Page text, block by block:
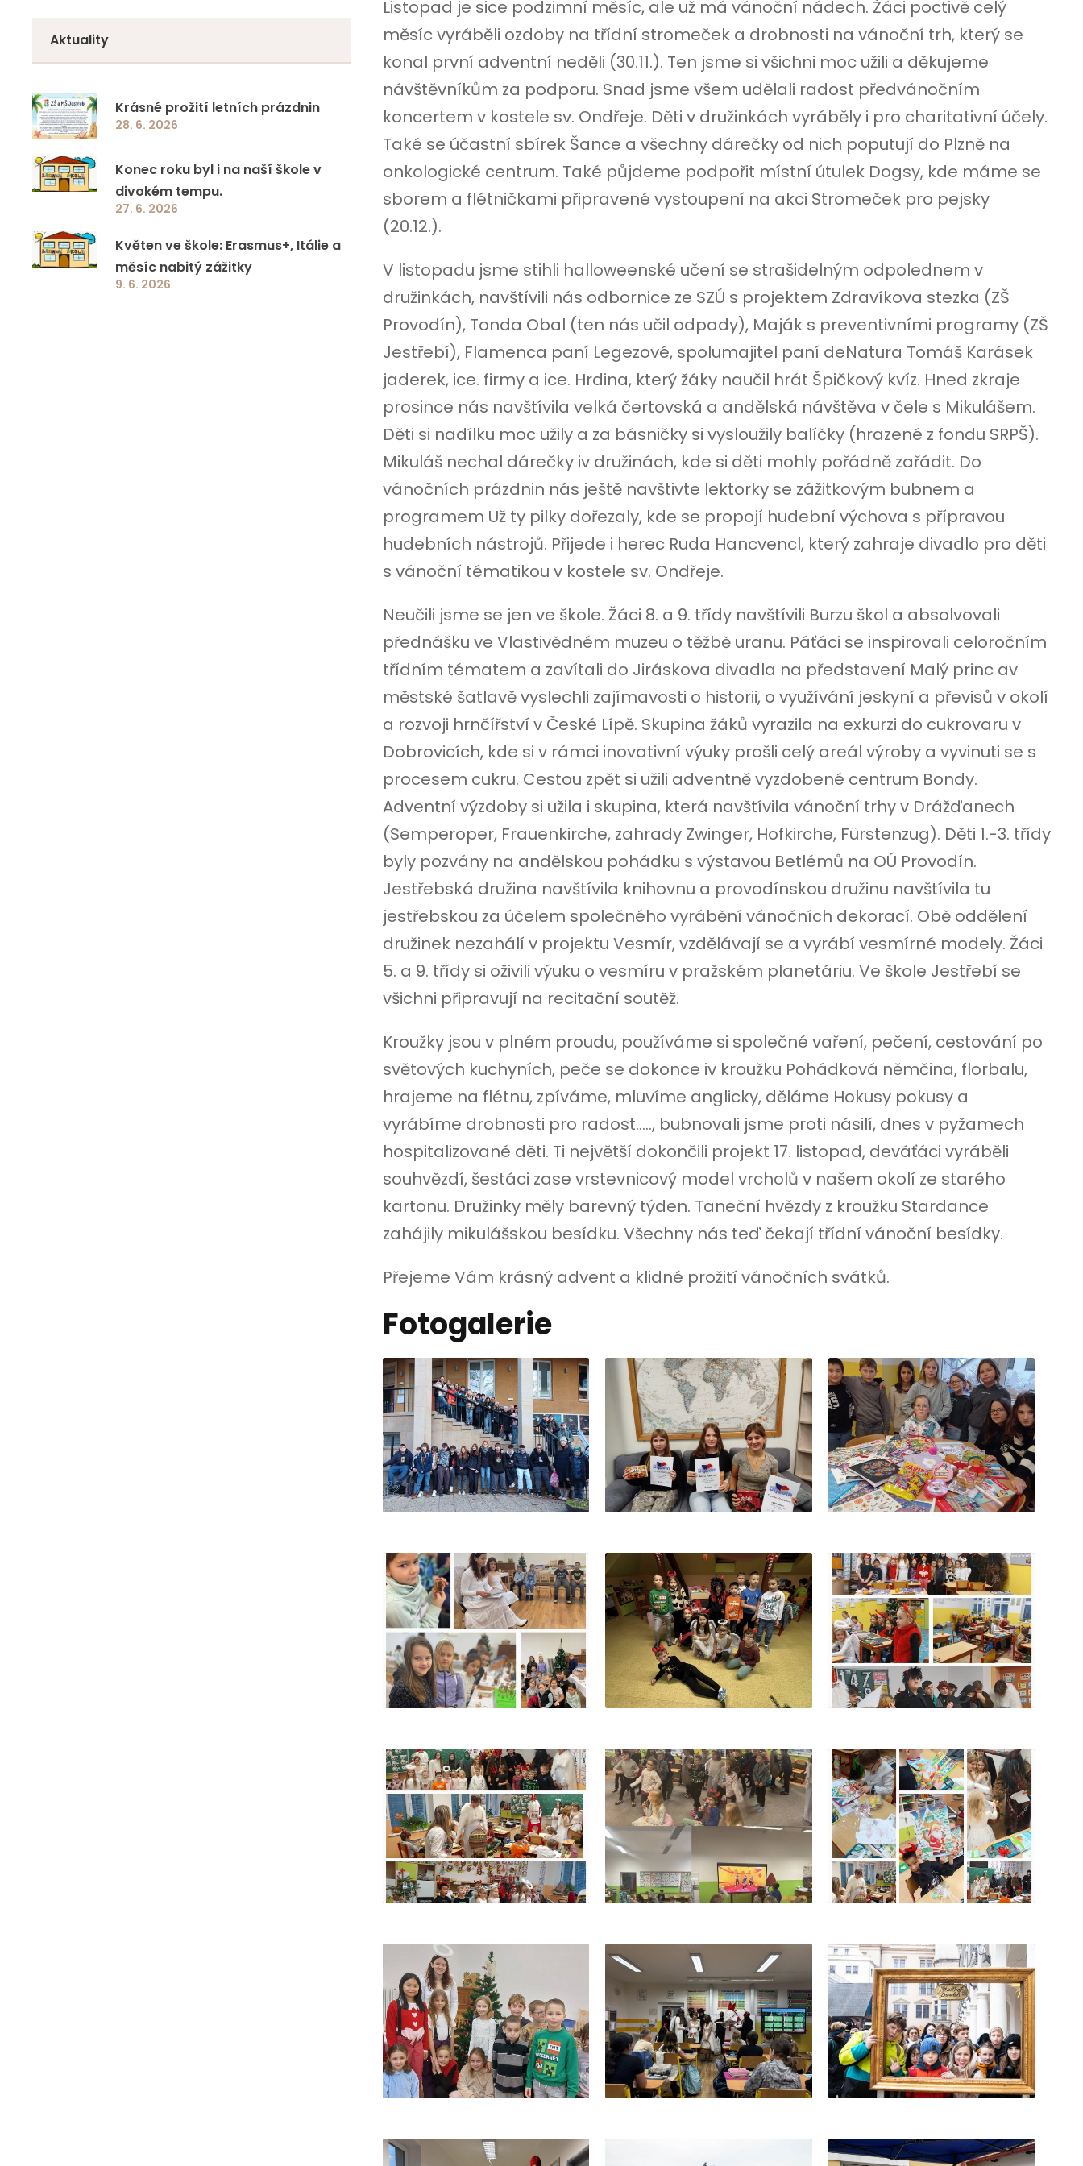
Listopad je sice podzimní měsíc, ale už má vánoční nádech. Žáci poctivě celý
měsíc vyráběli ozdoby na třídní stromeček a drobnosti na vánoční trh, který se
konal první adventní neděli (30.11.). Ten jsme si všichni moc užili a děkujeme
návštěvníkům za podporu. Snad jsme všem udělali radost předvánočním
koncertem v kostele sv. Ondřeje. Děti v družinkách vyráběly i pro charitativní účely.
Také se účastní sbírek Šance a všechny dárečky od nich poputují do Plzně na
onkologické centrum. Také půjdeme podpořit místní útulek Dogsy, kde máme se
sborem a flétničkami připravené vystoupení na akci Stromeček pro pejsky
(20.12.).
V listopadu jsme stihli halloweenské učení se strašidelným odpolednem v
družinkách, navštívili nás odbornice ze SZÚ s projektem Zdravíkova stezka (ZŠ
Provodín), Tonda Obal (ten nás učil odpady), Maják s preventivními programy (ZŠ
Jestřebí), Flamenca paní Legezové, spolumajitel paní deNatura Tomáš Karásek
jaderek, ice. firmy a ice. Hrdina, který žáky naučil hrát Špičkový kvíz. Hned zkraje
prosince nás navštívila velká čertovská a andělská návštěva v čele s Mikulášem.
Děti si nadílku moc užily a za básničky si vysloužily balíčky (hrazené z fondu SRPŠ).
Mikuláš nechal dárečky iv družinách, kde si děti mohly pořádně zařádit. Do
vánočních prázdnin nás ještě navštivte lektorky se zážitkovým bubnem a
programem Už ty pilky dořezaly, kde se propojí hudební výchova s ​​přípravou
hudebních nástrojů. Přijede i herec Ruda Hancvencl, který zahraje divadlo pro děti
s vánoční tématikou v kostele sv. Ondřeje.
Neučili jsme se jen ve škole. Žáci 8. a 9. třídy navštívili Burzu škol a absolvovali
přednášku ve Vlastivědném muzeu o těžbě uranu. Páťáci se inspirovali celoročním
třídním tématem a zavítali do Jiráskova divadla na představení Malý princ av
městské šatlavě vyslechli zajímavosti o historii, o využívání jeskyní a převisů v okolí
a rozvoji hrnčířství v České Lípě. Skupina žáků vyrazila na exkurzi do cukrovaru v
Dobrovicích, kde si v rámci inovativní výuky prošli celý areál výroby a vyvinuti se s
procesem cukru. Cestou zpět si užili adventně vyzdobené centrum Bondy.
Adventní výzdoby si užila i skupina, která navštívila vánoční trhy v Drážďanech
(Semperoper, Frauenkirche, zahrady Zwinger, Hofkirche, Fürstenzug). Děti 1.-3. třídy
byly pozvány na andělskou pohádku s výstavou Betlémů na OÚ Provodín.
Jestřebská družina navštívila knihovnu a provodínskou družinu navštívila tu
jestřebskou za účelem společného vyrábění vánočních dekorací. Obě oddělení
družinek nezahálí v projektu Vesmír, vzdělávají se a vyrábí vesmírné modely. Žáci
5. a 9. třídy si oživili výuku o vesmíru v pražském planetáriu. Ve škole Jestřebí se
všichni připravují na recitační soutěž.
Kroužky jsou v plném proudu, používáme si společné vaření, pečení, cestování po
světových kuchyních, peče se dokonce iv kroužku Pohádková němčina, florbalu,
hrajeme na flétnu, zpíváme, mluvíme anglicky, děláme Hokusy pokusy a
vyrábíme drobnosti pro radost….., bubnovali jsme proti násilí, dnes v pyžamech
hospitalizované děti. Ti největší dokončili projekt 17. listopad, deváťáci vyráběli
souhvězdí, šestáci zase vrstevnicový model vrcholů v našem okolí ze starého
kartonu. Družinky měly barevný týden. Taneční hvězdy z kroužku Stardance
zahájily mikulášskou besídku. Všechny nás teď čekají třídní vánoční besídky.
Přejeme Vám krásný advent a klidné prožití vánočních svátků.
Fotogalerie
7. třída
8. třída
9. třída
Jazyková a přírodovědná učebna ZŠ a MŠ
Jestřebí
Ovoce a mléko do škol
Školní projekty
Aktuality
Krásné prožití letních prázdnin
28. 6. 2026
Konec roku byl i na naší škole v
divokém tempu.
27. 6. 2026
Květen ve škole: Erasmus+, Itálie a
měsíc nabitý zážitky
9. 6. 2026